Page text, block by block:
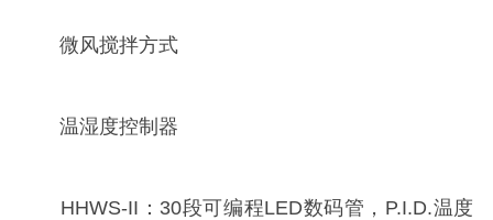
微风搅拌方式
温湿度控制器
HHWS-II：30段可编程LED数码管，P.I.D.温度